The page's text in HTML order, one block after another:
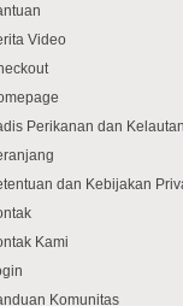
Video
Perikanan dan
dan Kebijakan
Kami
Komunitas